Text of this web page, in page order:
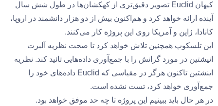
کیهان Euclid تصویر دقیق‌تری از کهکشان‌ها در طول شش سال
آینده ارائه خواهد کرد و هم‌اکنون بیش از دو هزار دانشمند در اروپا،
کانادا، ژاپن و آمریکا روی این پروژه کار می‌کنند.
این تلسکوپ همچنین تلاش خواهد کرد تا صحت نظریه آلبرت
انیشتین در مورد گرانش را با جمع‌آوری داده‌هایی تائید کند. نظریه
اینشتین تاکنون هرگز در مقیاسی که Euclid داده‌های خود را
جمع‌آوری خواهد کرد، تست نشده است.
در هر حال باید ببینیم این پروژه تا چه حد موفق خواهد بود.